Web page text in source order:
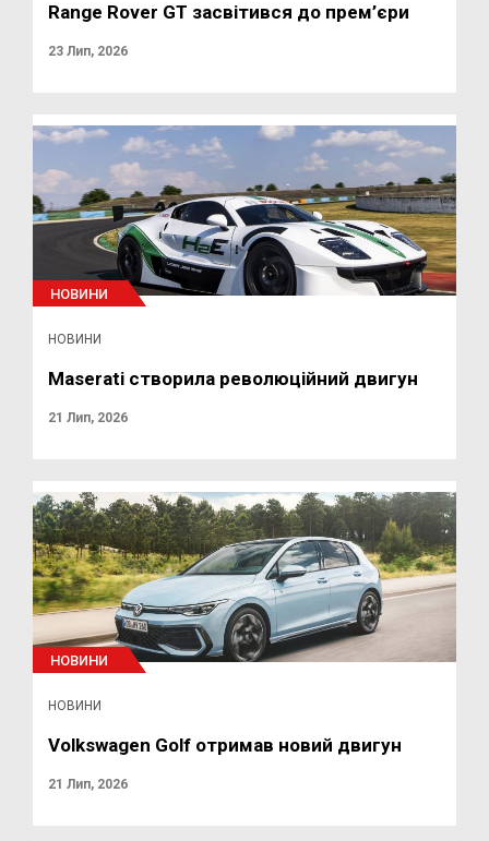
Range Rover GT засвітився до прем’єри
23 Лип, 2026
НОВИНИ
НОВИНИ
Maserati створила революційний двигун
21 Лип, 2026
НОВИНИ
НОВИНИ
Volkswagen Golf отримав новий двигун
21 Лип, 2026